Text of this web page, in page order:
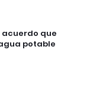
acuerdo que
potable